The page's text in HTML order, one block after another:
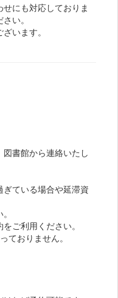
にも対応しておりま
い。
います。
書館から連絡いたし
ている場合や延滞資
ご利用ください。
ておりません。